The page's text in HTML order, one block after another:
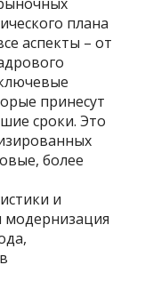
плана
аспекты – от
принесут
сроки. Это
более
и
модернизация